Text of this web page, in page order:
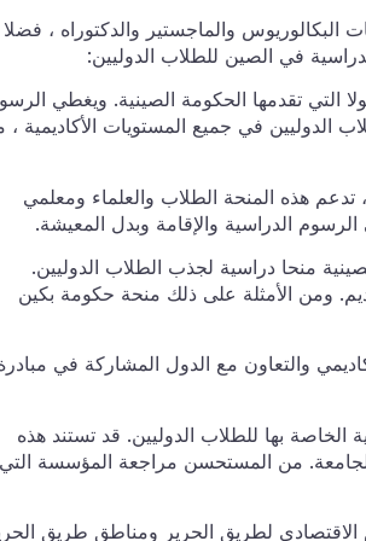
والماجستير والدكتوراه ، فضلا
في الصين للطلاب الدوليين:
التي تقدمها الحكومة الصينية. ويغطي
الدوليين في جميع المستويات الأكاديمية ،
هذه المنحة الطلاب والعلماء ومعلمي
الدراسية والإقامة وبدل المعيشة.
منحا دراسية لجذب الطلاب الدوليين.
ومن الأمثلة على ذلك منحة حكومة بكين
والتعاون مع الدول المشاركة في
الخاصة بها للطلاب الدوليين. قد تستند هذه
بالجامعة. من المستحسن مراجعة المؤسسة التي
لطريق الحرير ومناطق طريق